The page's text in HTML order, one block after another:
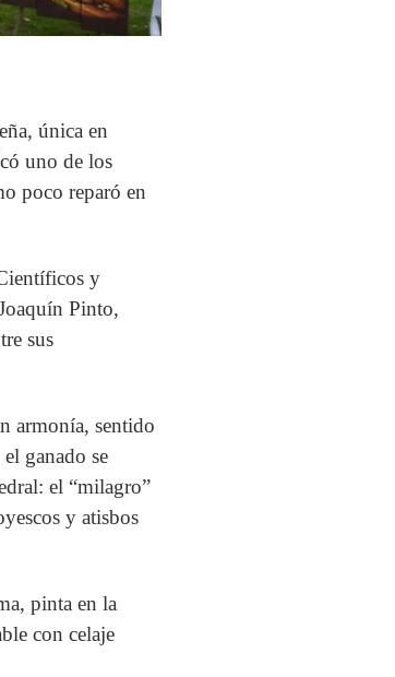
única en
uno de los
poco reparó en
y
Pinto,
sus
armonía, sentido
ganado se
el “milagro”
y atisbos
pinta en la
con celaje